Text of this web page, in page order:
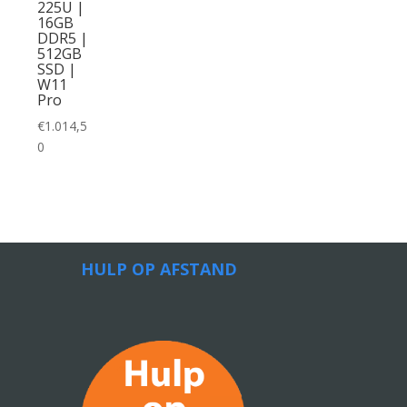
225U |
16GB
DDR5 |
512GB
SSD |
W11
Pro
€1.014,5
0
HULP OP AFSTAND